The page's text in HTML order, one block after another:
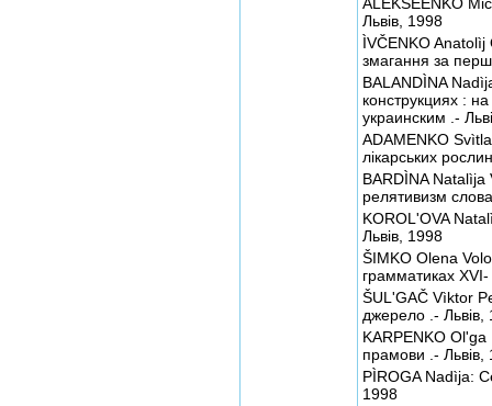
ALEKSÊÊNKO
Львів, 1998
ÌVČENKO Anatolìj
змагання за
BALANDÌNA
конструкциях :
украинским .-
ADAMENKO
лікарських
BARDÌNA
релятивизм
KOROL'OVA
Львів, 1998
ŠIMKO Olena
грамматиках
ŠUL'GAČ Vìktor
джерело .- Львів,
KARPENKO Ol'ga
прамови .- Львів,
PÌROGA Nadìja:
1998